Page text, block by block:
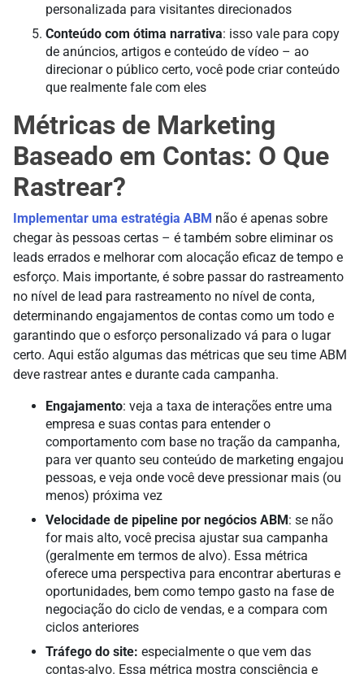
personalizada para visitantes direcionados
Conteúdo com ótima narrativa: isso vale para copy
de anúncios, artigos e conteúdo de vídeo – ao
direcionar o público certo, você pode criar conteúdo
que realmente fale com eles
Métricas de Marketing
Baseado em Contas: O Que
Rastrear?
Implementar uma estratégia ABM não é apenas sobre
chegar às pessoas certas – é também sobre eliminar os
leads errados e melhorar com alocação eficaz de tempo e
esforço. Mais importante, é sobre passar do rastreamento
no nível de lead para rastreamento no nível de conta,
determinando engajamentos de contas como um todo e
garantindo que o esforço personalizado vá para o lugar
certo. Aqui estão algumas das métricas que seu time ABM
deve rastrear antes e durante cada campanha.
Engajamento: veja a taxa de interações entre uma
empresa e suas contas para entender o
comportamento com base no tração da campanha,
para ver quanto seu conteúdo de marketing engajou
pessoas, e veja onde você deve pressionar mais (ou
menos) próxima vez
Velocidade de pipeline por negócios ABM: se não
for mais alto, você precisa ajustar sua campanha
(geralmente em termos de alvo). Essa métrica
oferece uma perspectiva para encontrar aberturas e
oportunidades, bem como tempo gasto na fase de
negociação do ciclo de vendas, e a compara com
ciclos anteriores
Tráfego do site: especialmente o que vem das
contas-alvo. Essa métrica mostra consciência e